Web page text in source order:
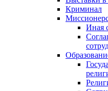
Криминал
Иная